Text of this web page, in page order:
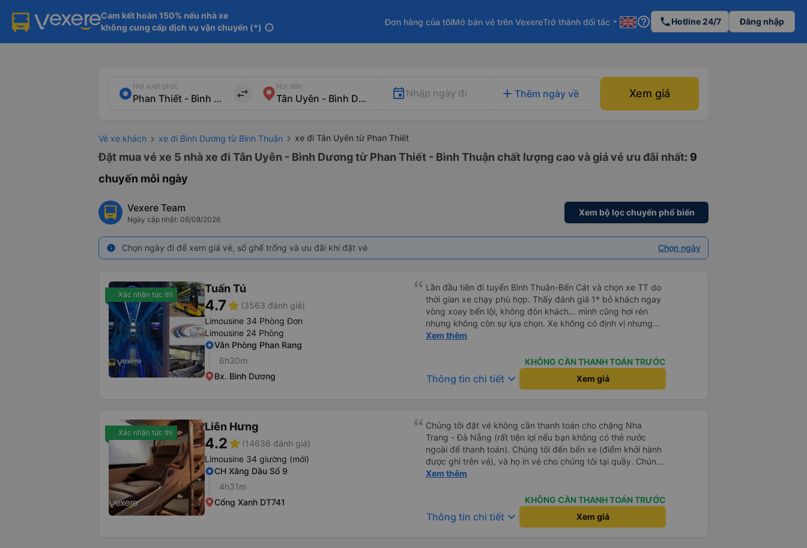
Cam kết hoàn 150% nếu nhà xe
không cung cấp dịch vụ vận chuyển (*) info
Đơn hàng của tôiMở bán vé trên VexereTrở thành đối tác arrow_drop_down help_outline phoneHotline 24/7 Đăng nhập
Nơi xuất phát
import_export
Nơi đến
Nhập ngày đi add Thêm ngày về Xem giá
Vé xe khách xe đi Bình Dương từ Bình Thuận xe đi Tân Uyên từ Phan Thiết
Đặt mua vé xe 5 nhà xe đi Tân Uyên - Bình Dương từ Phan Thiết - Bình Thuận chất lượng cao và giá vé ưu đãi nhất: 9
chuyến mỗi ngày
Vexere Team
Ngày cập nhật: 06/08/2026
Xem bộ lọc chuyến phổ biến
info Chọn ngày đi để xem giá vé, số ghế trống và ưu đãi khi đặt vé Chọn ngày
Xác nhận tức thì Tuấn Tú
4.7star (3563 đánh giá)
Limousine 34 Phòng Đơn
Limousine 24 Phòng
Văn Phòng Phan Rang
6h30m
Bx. Bình Dương
Lần đầu tiên đi tuyến Bình Thuận-Bến Cát và chọn xe TT do
thời gian xe chạy phù hợp. Thấy đánh giá 1* bỏ khách ngay
vòng xoay bến lội, không đón khách... mình cũng hơi rén
nhưng không còn sự lựa chọn. Xe không có định vị nhưng
chạy đúng giờ, lệch có vài phút. Tài xế, phụ xe thân thiện,
nắp, nên hơi lạnh cứ phà phà. Điểm 10 cho chất lượng. Sẽ đi
Xem thêm
KHÔNG CẦN THANH TOÁN TRƯỚC
Thông tin chi tiết keyboard_arrow_down Xem giá
Xác nhận tức thì Liên Hưng
4.2star (14636 đánh giá)
Limousine 34 giường (mới)
CH Xăng Dầu Số 9
4h31m
Cổng Xanh DT741
Chúng tôi đặt vé không cần thanh toán cho chặng Nha
Trang - Đà Nẵng (rất tiện lợi nếu bạn không có thẻ nước
ngoài để thanh toán). Chúng tôi đến bến xe (điểm khởi hành
được ghi trên vé), và họ in vé cho chúng tôi tại quầy. Chúng
tôi cũng quyết định mua vé chiều về trực tiếp tại quầy, vì giá
buýt nhỏ đến điểm hẹn, sau đó chuyển sang xe giường nằm.
Tôi khuyên bạn nên mang theo áo len ấm hoặc áo khoác
mỏng, vì thỉnh thoảng trời khá lạnh, và chăn mền thì hơi cũ,
Xem thêm
KHÔNG CẦN THANH TOÁN TRƯỚC
Thông tin chi tiết keyboard_arrow_down Xem giá